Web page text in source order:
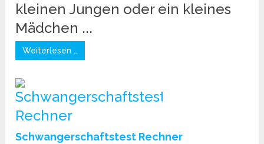
kleinen Jungen oder ein kleines
Mädchen ...
Weiterlesen …
Schwangerschaftstest Rechner